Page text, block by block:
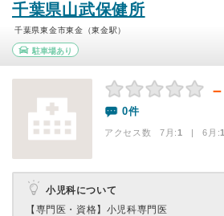
千葉県山武保健所
千葉県東金市東金（東金駅）
駐車場あり
－
0件
アクセス数 7月:1 | 6月:1
小児科について
【専門医・資格】 小児科専門医